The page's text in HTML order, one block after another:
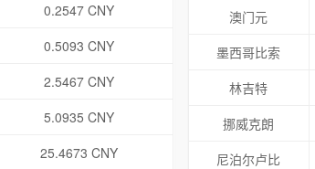
0.2547 CNY
0.5093 CNY
2.5467 CNY
5.0935 CNY
25.4673 CNY
澳门元
墨西哥比索
林吉特
挪威克朗
尼泊尔卢比